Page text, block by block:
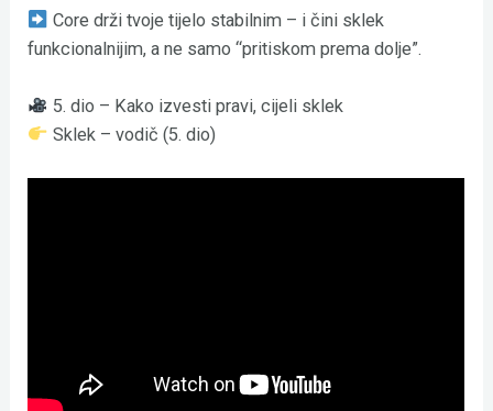
Core drži tvoje tijelo stabilnim – i čini sklek
funkcionalnijim, a ne samo “pritiskom prema dolje”.
5. dio – Kako izvesti pravi, cijeli sklek
Sklek – vodič (5. dio)